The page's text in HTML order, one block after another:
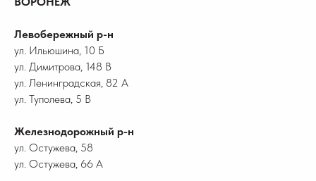
Левобережный р-н
ул. Ильюшина, 10 Б
ул. Димитрова, 148 В
ул. Ленинградская, 82 А
ул. Туполева, 5 В
Железнодорожный р-н
ул. Остужева, 58
ул. Остужева, 66 А